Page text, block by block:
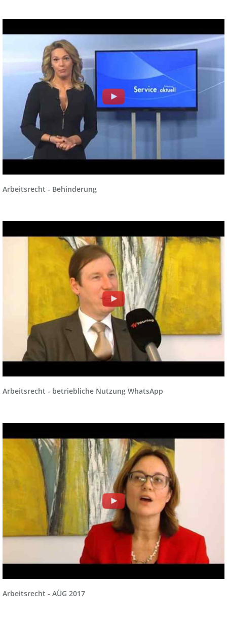
Arbeitsrecht - Behinderung
Arbeitsrecht - betriebliche Nutzung WhatsApp
Arbeitsrecht - AÜG 2017